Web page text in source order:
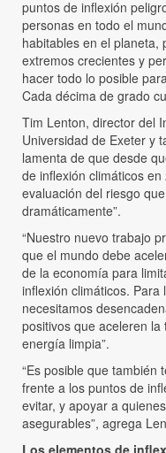
puntos de inflexión
personas en todo el
habitables en el planeta,
extremos crecientes y
hacer todo lo posible
Cada décima de grado
Tim Lenton, director del
Universidad de Exeter y
lamenta de que desde
de inflexión climáticos
evaluación del riesgo
dramáticamente”.
“Nuestro nuevo trabajo
que el mundo debe
de la economía para
inflexión climáticos. Para
necesitamos
positivos que aceleren
energía limpia”.
“Es posible que también
frente a los puntos de
evitar, y apoyar a
asegurables”, agrega
Los elementos de